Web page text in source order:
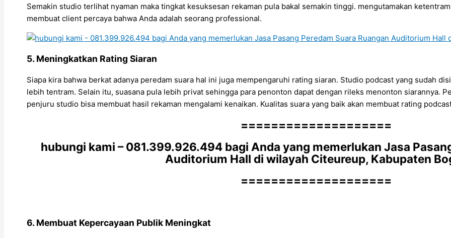
Semakin studio terlihat nyaman maka tingkat kesuksesan rekaman pula bakal semakin tinggi. mengutamakan
membuat client percaya bahwa Anda adalah seorang professional.
5. Meningkatkan Rating Siaran
Siapa kira bahwa berkat adanya peredam suara hal ini juga mempengaruhi rating siaran. Studio podcast yang sudah
lebih tentram. Selain itu, suasana pula lebih privat sehingga para penonton dapat dengan rileks menonton siarannya.
penjuru studio bisa membuat hasil rekaman mengalami kenaikan. Kualitas suara yang baik akan membuat rating
====================
hubungi kami – 081.399.926.494 bagi Anda yang memerlukan Jasa
Auditorium Hall di wilayah Citeureup, Kabupaten
====================
6. Membuat Kepercayaan Publik Meningkat